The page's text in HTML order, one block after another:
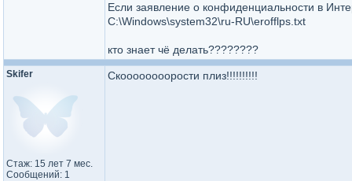
Если заявление о конфиденциальности в
C:\Windows\system32\ru-RU\erofflps.txt
кто знает чё делать????????
Skifer
Стаж: 15 лет 7 мес.
Сообщений: 1
Скоооооооорости плиз!!!!!!!!!!